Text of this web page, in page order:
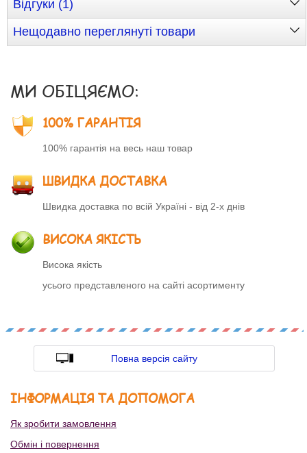
Відгуки (1)
Нещодавно переглянуті товари
МИ ОБІЦЯЄМО:
100% ГАРАНТІЯ
100% гарантія на весь наш товар
ШВИДКА ДОСТАВКА
Швидка доставка по всій Україні - від 2-х днів
ВИСОКА ЯКІСТЬ
Висока якість
усього представленого на сайті асортименту
Повна версія сайту
ІНФОРМАЦІЯ ТА ДОПОМОГА
Як зробити замовлення
Обмін і повернення